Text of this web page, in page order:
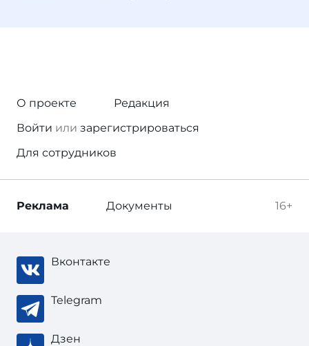
О проекте
Редакция
Войти или зарегистрироваться
Для сотрудников
16+
Реклама Документы
Вконтакте
Telegram
Дзен